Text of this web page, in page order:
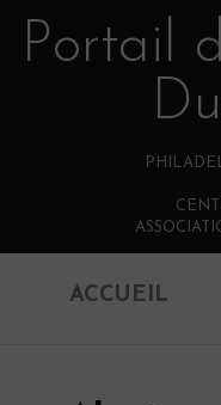
Retourner au contenu
Portail
ACCUEIL